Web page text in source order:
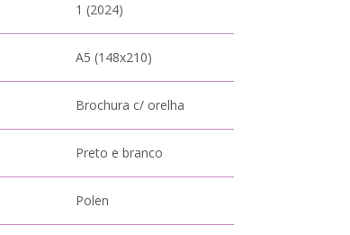
1 (2024)
A5 (148x210)
Brochura c/ orelha
Preto e branco
Polen